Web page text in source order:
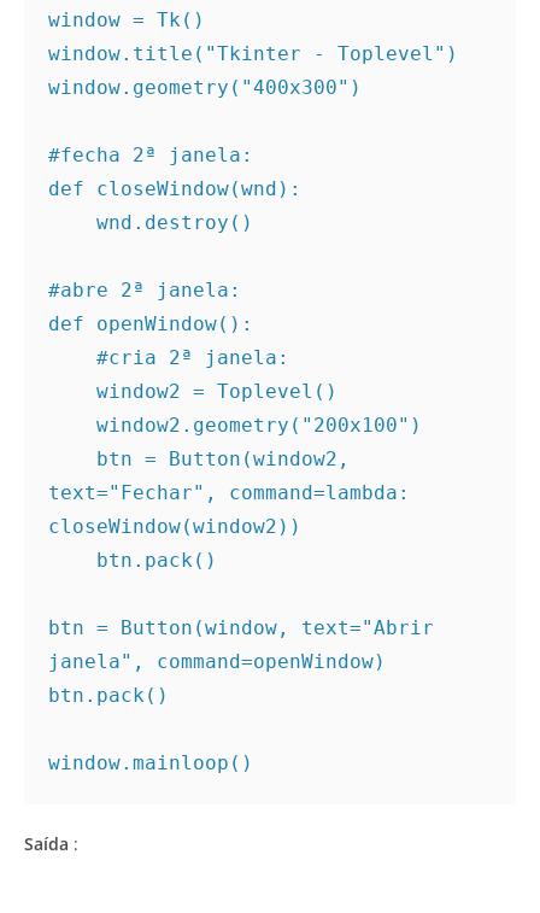
window = Tk()
window.title("Tkinter - Toplevel")
window.geometry("400x300")
#fecha 2ª janela:
def closeWindow(wnd):
#abre 2ª janela:
def openWindow():
text="Fechar", command=lambda:
closeWindow(window2))
btn = Button(window, text="Abrir
janela", command=openWindow)
btn.pack()
window.mainloop()
Saída :